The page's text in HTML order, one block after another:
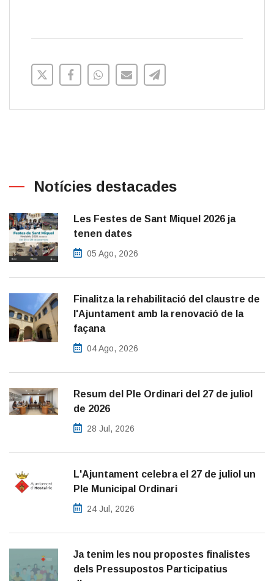
Notícies destacades
Les Festes de Sant Miquel 2026 ja
tenen dates
05 Ago, 2026
Finalitza la rehabilitació del claustre de
l'Ajuntament amb la renovació de la
façana
04 Ago, 2026
Resum del Ple Ordinari del 27 de juliol
de 2026
28 Jul, 2026
L'Ajuntament celebra el 27 de juliol un
Ple Municipal Ordinari
24 Jul, 2026
Ja tenim les nou propostes finalistes
dels Pressupostos Participatius